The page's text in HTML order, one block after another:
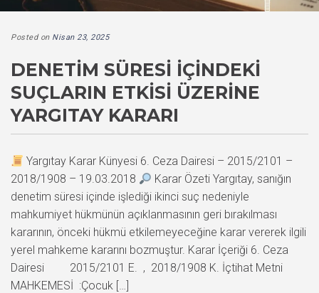
Posted on Nisan 23, 2025
DENETIM SÜRESI İÇINDEKI
SUÇLARIN ETKISI ÜZERINE
YARGITAY KARARI
Yargıtay Karar Künyesi 6. Ceza Dairesi – 2015/2101 –
2018/1908 – 19.03.2018
Karar Özeti Yargıtay, sanığın
denetim süresi içinde işlediği ikinci suç nedeniyle
mahkumiyet hükmünün açıklanmasının geri bırakılması
kararının, önceki hükmü etkilemeyeceğine karar vererek ilgili
yerel mahkeme kararını bozmuştur. Karar İçeriği 6. Ceza
Dairesi 2015/2101 E. , 2018/1908 K. İçtihat Metni
MAHKEMESİ :Çocuk […]